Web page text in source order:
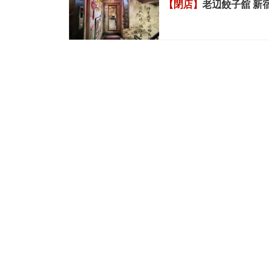
【閉店】 老辺餃子舘 新